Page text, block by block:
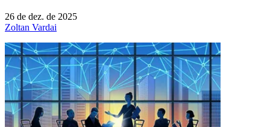
26 de dez. de 2025
Zoltan Vardai